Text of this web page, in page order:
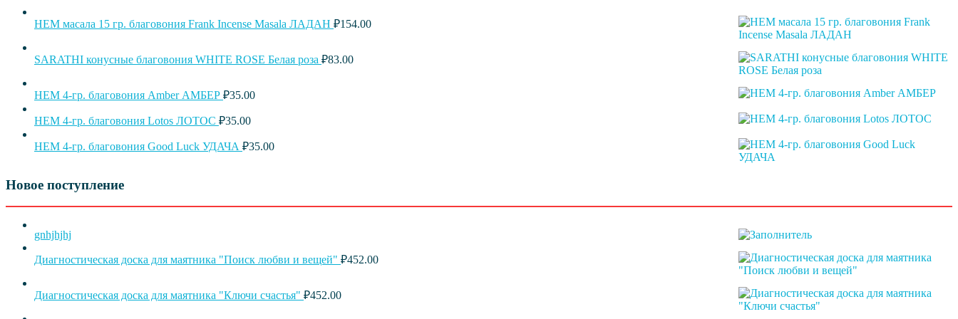
HEM масала 15 гр. благовония Frank Incense Masala ЛАДАН ₽154.00
SARATHI конусные благовония WHITE ROSE Белая роза ₽83.00
HEM 4-гр. благовония Amber АМБЕР ₽35.00
HEM 4-гр. благовония Lotos ЛОТОС ₽35.00
HEM 4-гр. благовония Good Luck УДАЧА ₽35.00
Новое поступление
gnhjhjhj
Диагностическая доска для маятника "Поиск любви и вещей" ₽452.00
Диагностическая доска для маятника "Ключи счастья" ₽452.00